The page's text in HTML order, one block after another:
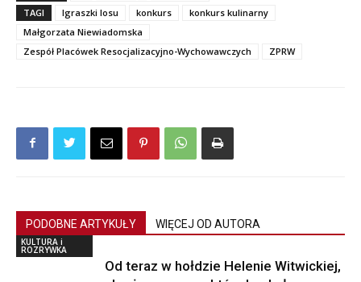
TAGI
Igraszki losu konkurs
konkurs kulinarny
Małgorzata Niewiadomska
Zespół Placówek Resocjalizacyjno-Wychowawczych
ZPRW
PODOBNE ARTYKUŁY WIĘCEJ OD AUTORA
KULTURA i
ROZRYWKA
Od teraz w hołdzie Helenie Witwickiej,